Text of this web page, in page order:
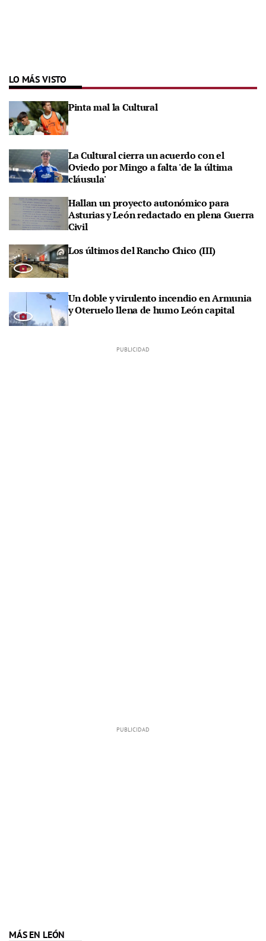
LO MÁS VISTO
Pinta mal la Cultural
La Cultural cierra un acuerdo con el
Oviedo por Mingo a falta 'de la última
cláusula'
Hallan un proyecto autonómico para
Asturias y León redactado en plena Guerra
Civil
Los últimos del Rancho Chico (III)
Un doble y virulento incendio en Armunia
y Oteruelo llena de humo León capital
MÁS EN LEÓN